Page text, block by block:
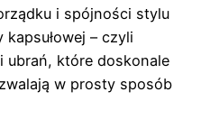
i spójności stylu
– czyli
ubrań, które doskonale
w prosty sposób